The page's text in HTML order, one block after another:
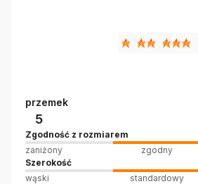
przemek
5
Zgodność z rozmiarem
zaniżony
zgodny
Szerokość
wąski
standardowy